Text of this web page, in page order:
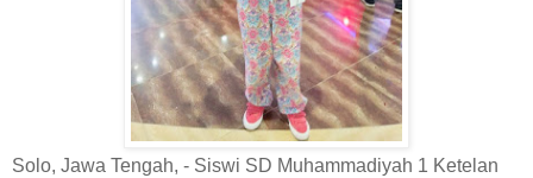
Solo, Jawa Tengah, - Siswi SD Muhammadiyah 1 Ketelan